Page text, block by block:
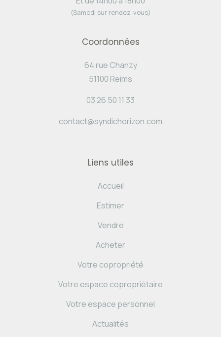
(Samedi sur rendez-vous)
Coordonnées
64 rue Chanzy
51100 Reims
03 26 50 11 33
contact@syndichorizon.com
Liens utiles
Accueil
Estimer
Vendre
Acheter
Votre copropriété
Votre espace copropriétaire
Votre espace personnel
Actualités